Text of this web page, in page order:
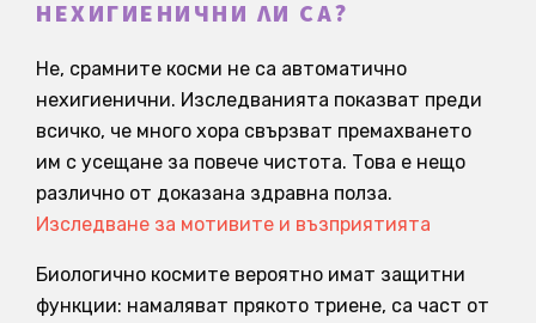
НЕХИГИЕНИЧНИ ЛИ СА?
Не, срамните косми не са автоматично
нехигиенични. Изследванията показват преди
всичко, че много хора свързват премахването
им с усещане за повече чистота. Това е нещо
различно от доказана здравна полза.
Изследване за мотивите и възприятията
Биологично космите вероятно имат защитни
функции: намаляват прякото триене, са част от